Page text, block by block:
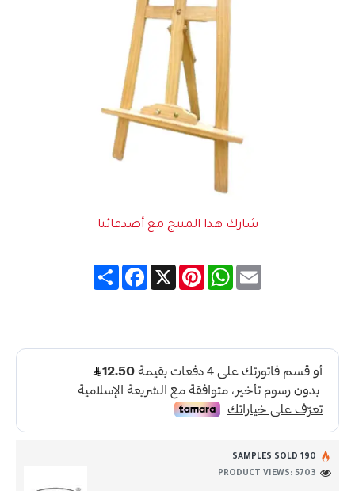
شارك هذا المنتج مع أصدقائنا
ShareFacebook X
PinterestWhatsApp Email
190 SAMPLES SOLD
PRODUCT VIEWS: 5703